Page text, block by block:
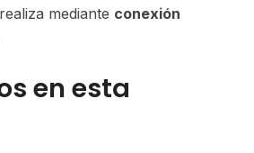
mediante conexión
en esta